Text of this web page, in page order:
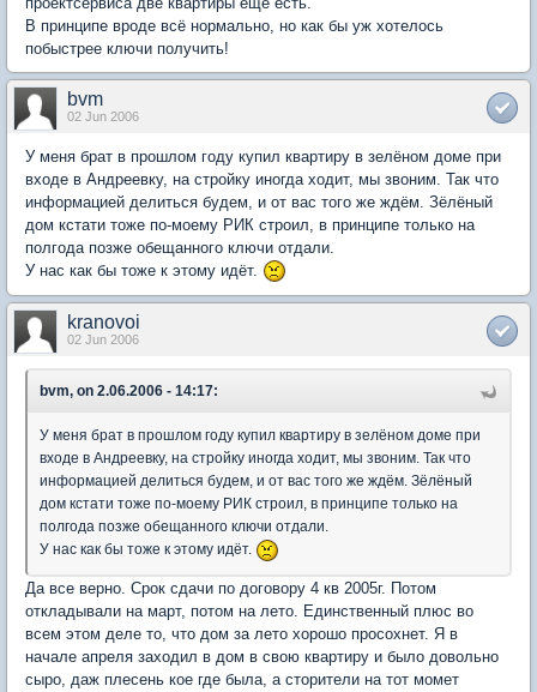
В принципе вроде всё нормально, но как бы уж хотелось
побыстрее ключи получить!
bvm
02 Jun 2006
У меня брат в прошлом году купил квартиру в зелёном доме при
входе в Андреевку, на стройку иногда ходит, мы звоним. Так что
информацией делиться будем, и от вас того же ждём. Зёлёный
дом кстати тоже по-моему РИК строил, в принципе только на
полгода позже обещанного ключи отдали.
У нас как бы тоже к этому идёт.
kranovoi
02 Jun 2006
bvm, on 2.06.2006 - 14:17:
У меня брат в прошлом году купил квартиру в зелёном доме при
входе в Андреевку, на стройку иногда ходит, мы звоним. Так что
информацией делиться будем, и от вас того же ждём. Зёлёный
дом кстати тоже по-моему РИК строил, в принципе только на
полгода позже обещанного ключи отдали.
У нас как бы тоже к этому идёт.
Да все верно. Срок сдачи по договору 4 кв 2005г. Потом
откладывали на март, потом на лето. Единственный плюс во
всем этом деле то, что дом за лето хорошо просохнет. Я в
начале апреля заходил в дом в свою квартиру и было довольно
сыро, даж плесень кое где была, а сторители на тот момет